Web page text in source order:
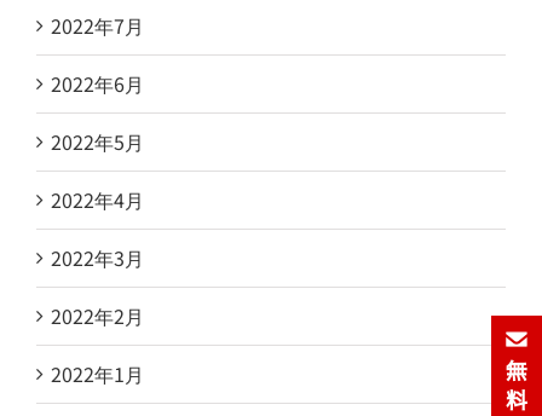
2022年7月
2022年6月
2022年5月
2022年4月
2022年3月
2022年2月
2022年1月